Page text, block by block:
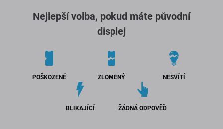
Nejlepší volba, pokud máte původní
displej
POŠKOZENÉ ZLOMENÝ NESVÍTÍ
BLIKAJÍCÍ ŽÁDNÁ ODPOVĚĎ